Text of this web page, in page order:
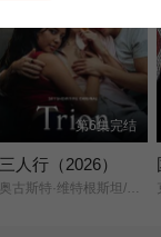
第6集完结
三人行（2026）
奥古斯特·维特根斯坦/菲力克斯·桑德曼/